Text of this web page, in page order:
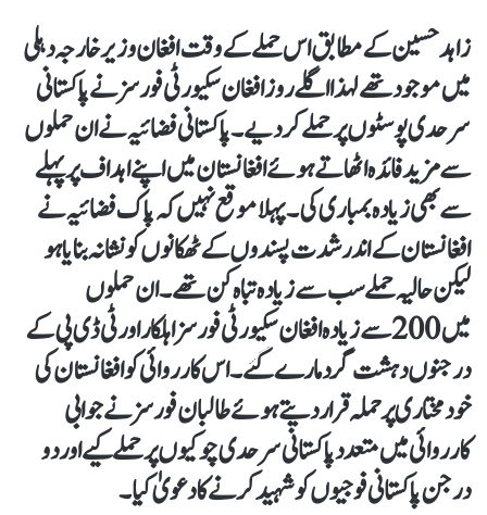
زاہد حسین کے مطابق اس حملے کے وقت افغان وزیر خارجہ دہلی
میں موجود تھے لہذا اگلے روز افغان سکیورٹی فورسز نے پاکستانی
سرحدی پوسٹوں پر حملے کر دیے۔ پاکستانی فضائیہ نے ان حملوں
سے مزید فائدہ اٹھاتے ہوئے افغانستان میں اپنے اہداف پر پہلے
سے بھی زیادہ بمباری کی۔ پہلا موقع نہیں کہ پاک فضائیہ نے
افغانستان کے اندر شدت پسندوں کے ٹھکانوں کو نشانہ بنایا ہو
لیکن حالیہ حملے سب سے زیادہ تباہ کن تھے۔ ان حملوں
میں 200 سے زیادہ افغان سکیورٹی فورسز اہلکار اور ٹی ڈی پی کے
درجنوں دہشت گرد مارے گئے۔ اس کارروائی کو افغانستان کی
خودمختاری پر حملہ قرار دیتے ہوئے طالبان فورسز نے جوابی
کارروائی میں متعدد پاکستانی سرحدی چوکیوں پر حملے کیے اور دو
درجن پاکستانی فوجیوں کو شہید کرنے کا دعویٰ کیا۔